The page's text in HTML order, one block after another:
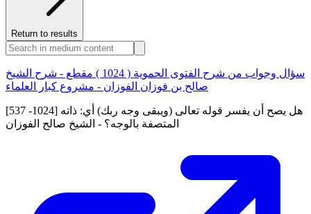
Return to results
سؤال وجواب من شرح الفتوى الحموية ( 1024 ) مقطع - شرح الشيخ
صالح بن فوزان الفوزان - مشروع كبار العلماء
[537 -1024] هل يصح أن يفسر قوله تعالى (ويبقى وجه ربك) أي: ذاته
المتصفة بالوجه؟ - الشيخ صالح الفوزان